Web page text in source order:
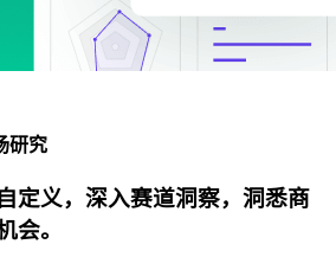
研究
定义，深入赛道洞察，洞悉商
会。